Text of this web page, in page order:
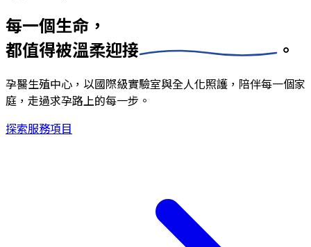
每一個生命，
都值得被溫柔迎接 。
孕醫生殖中心，以國際級實驗室與全人化照護，陪伴每一個家
庭，走過求孕路上的每一步。
探索服務項目